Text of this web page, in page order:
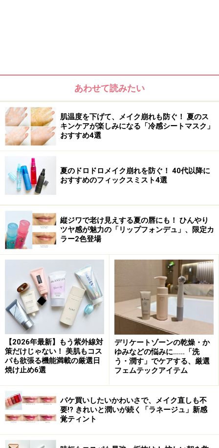
DATA
オルビス
リンクルブライトUVプロテクター N（医薬部外品）
SPF50+・PA++++
50g（税込3850円）
機能性を重視する人におすすめ2. ランコム
日中も夜に負けない肌ケアを叶えるランコムの日焼け止め
紫外線対策とエイジングケアを同時に叶えたい人にはラ
ンコムの日焼け止め。厳選された整肌成分やAIで選抜し
たアミノ酸複合体に加え、ナイアシンアミドなどランコ
ムの細胞長寿研究に基づく4種の美容成分をぜいたくに
配合。日中のダメージから肌を守りながら、いきいきと
した印象をキープしてくれます。夕方のくすみが気にな
る人にもおすすめ！
DATA
ランコム
アプソリュ ザ UV クリーム
SPF50+・PA++++
30ml（税込9900円）
肌印象を底上げしたい人におすすめ1. アネ
ッサ
あわせて読みたい
肌温度を下げて、メイク崩れも防ぐ！ 夏のス
キンケアが楽しみになる「冷感シートマスク」
おすすめ4選
夏のドロドロメイク崩れを防ぐ！ 40代以降に
おすすめのフィックスミスト4選
縦ジワで老け見えする夏の唇にも！ ひんやり
ツヤ感が魅力の「リップフォンデュ」、限定カ
ラー2色登場
【2026年最新】もう紫外線対
策だけじゃない！ 美肌もコス
パも欲張る機能満載の厳選日
焼け止め6選
デリケートゾーンの乾燥・か
ゆみなどの悩みに……「洗
う・潤す」でケアする、厳選
フェムテックアイテム
パケ買いしたいかわいさで、メイク直しも不
要!? きれいと潤いが続く「ラネージュ」新感
覚ティント